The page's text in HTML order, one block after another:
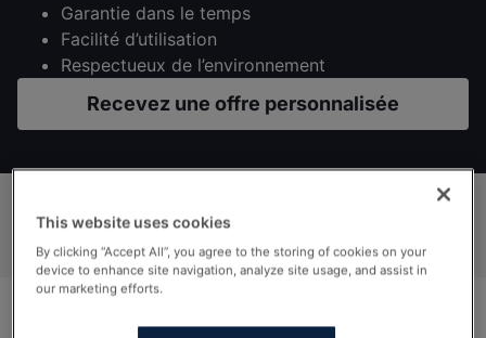
Garantie dans le temps
Facilité d’utilisation
Respectueux de l’environnement
Recevez une offre personnalisée
Accès rapide
This website uses cookies
By clicking “Accept All”, you agree to the storing of cookies on your
device to enhance site navigation, analyze site usage, and assist in
our marketing efforts.